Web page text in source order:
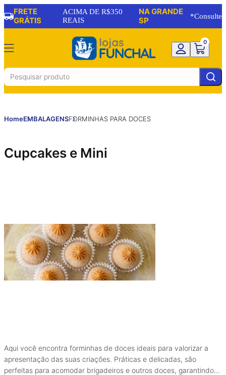
FRETE
GRÁTIS
ACIMA DE R$350
REAIS
NA GRANDE
SP
*Consulte
0
HomeEMBALAGENSFORMINHAS PARA DOCES
Cupcakes e Mini
Aqui você encontra forminhas de doces ideais para valorizar a
apresentação das suas criações. Práticas e delicadas, são
perfeitas para acomodar brigadeiros e outros doces, garantindo